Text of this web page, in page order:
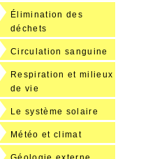
Élimination des
déchets
Circulation sanguine
Respiration et milieux
de vie
Le système solaire
Météo et climat